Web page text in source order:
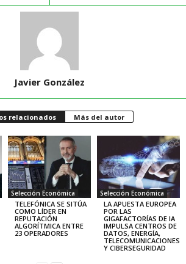
Javier González
relacionados Más del autor
Selección Económica
TELEFÓNICA SE SITÚA
COMO LÍDER EN
REPUTACIÓN
ALGORÍTMICA ENTRE
23 OPERADORES
Selección Económica
LA APUESTA EUROPEA
POR LAS
GIGAFACTORÍAS DE IA
IMPULSA CENTROS DE
DATOS, ENERGÍA,
TELECOMUNICACIONES
Y CIBERSEGURIDAD